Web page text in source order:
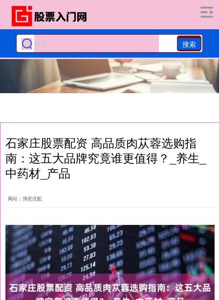
搜索
石家庄股票配资 高品质肉苁蓉选购指
南：这五大品牌究竟谁更值得？_养生_
中药材_产品
网站：博星优配